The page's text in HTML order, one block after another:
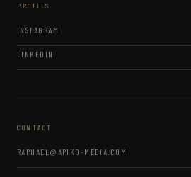
PROFILS
INSTAGRAM
LINKEDIN
CONTACT
RAPHAEL@APIKO-MEDIA.COM